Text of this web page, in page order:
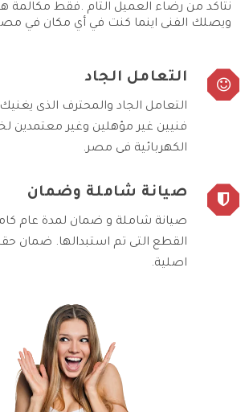
نتاكد من رضاء العميل التام .فقط مكالمة
ويصلك الفنى اينما كنت في أي مكان في
التعامل الجاد
التعامل الجاد والمحترف الذى
فنيين غير مؤهلين وغير معتمدين
الكهربائية فى مصر.
صيانة شاملة وضمان
صيانة شاملة و ضمان لمدة عام
القطع التى تم استبدالها. ضمان
اصلية.